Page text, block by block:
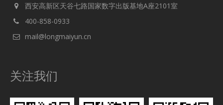
西安高新区天谷七路国家数字出版基地A座2101室
400-858-0933
mail@longmaiyun.cn
关注我们